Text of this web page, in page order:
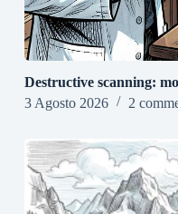
Destructive scanning:
3 Agosto 2026
2